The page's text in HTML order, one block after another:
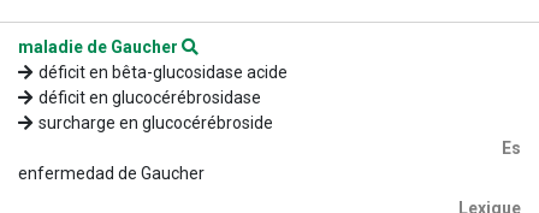
maladie de Gaucher
déficit en bêta-glucosidase acide
déficit en glucocérébrosidase
surcharge en glucocérébroside
Es
enfermedad de Gaucher
Lexique